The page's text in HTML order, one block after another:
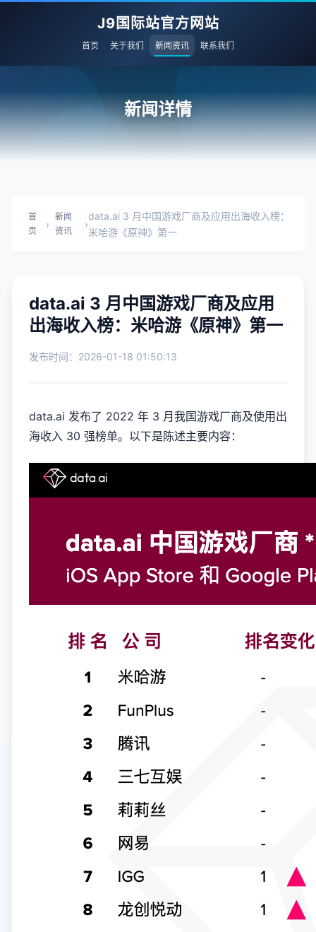
J9国际站官方网站
首页 关于我们 新闻资讯 联系我们
新闻详情
首
页
›
新闻
资讯
›
data.ai 3 月中国游戏厂商及应用出海收入榜：
米哈游《原神》第一
data.ai 3 月中国游戏厂商及应用
出海收入榜：米哈游《原神》第一
发布时间：2026-01-18 01:50:13
data.ai 发布了 2022 年 3 月我国游戏厂商及使用出
海收入 30 强榜单。以下是陈述主要内容：